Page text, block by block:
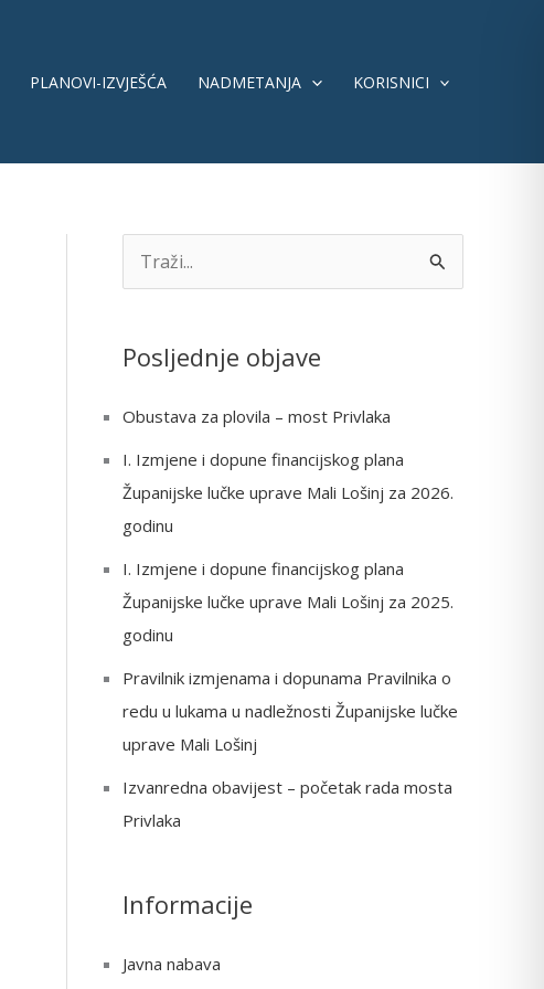
PLANOVI-IZVJEŠĆA NADMETANJA KORISNICI
r
c
f
Posljednje objave
Obustava za plovila – most Privlaka
I. Izmjene i dopune financijskog plana
Županijske lučke uprave Mali Lošinj za 2026.
godinu
I. Izmjene i dopune financijskog plana
Županijske lučke uprave Mali Lošinj za 2025.
godinu
Pravilnik izmjenama i dopunama Pravilnika o
redu u lukama u nadležnosti Županijske lučke
uprave Mali Lošinj
Izvanredna obavijest – početak rada mosta
Privlaka
Informacije
Javna nabava